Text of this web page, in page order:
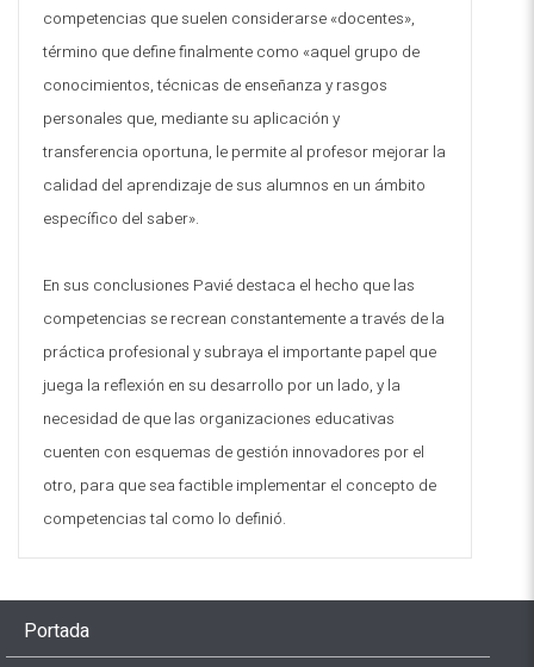
competencias que suelen considerarse «docentes»,
término que define finalmente como «aquel grupo de
conocimientos, técnicas de enseñanza y rasgos
personales que, mediante su aplicación y
transferencia oportuna, le permite al profesor mejorar la
calidad del aprendizaje de sus alumnos en un ámbito
específico del saber».
En sus conclusiones Pavié destaca el hecho que las
competencias se recrean constantemente a través de la
práctica profesional y subraya el importante papel que
juega la reflexión en su desarrollo por un lado, y la
necesidad de que las organizaciones educativas
cuenten con esquemas de gestión innovadores por el
otro, para que sea factible implementar el concepto de
competencias tal como lo definió.
Portada